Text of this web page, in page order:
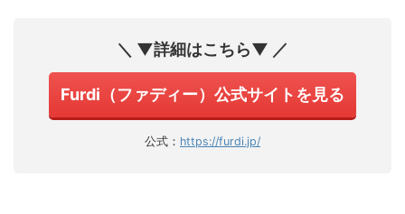
＼ ▼詳細はこちら▼ ／
Furdi（ファディー）公式サイトを見る
公式： https://furdi.jp/